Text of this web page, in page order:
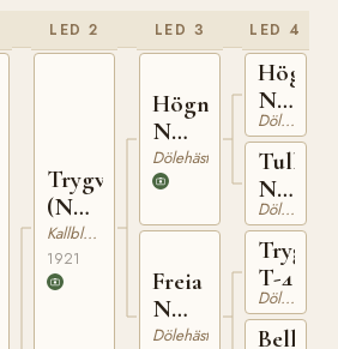
LED 2
Trygve
(NO)
T-66
Kallblodig Travare
1921
LED 3
Högnar
N
1208
Dölehäst
Freia
N
5446
Dölehäst
LED 4
Högne
N
737
Dölehäst
Tulla
N
1816
Dölehäst
Trygg
T-4
Dölehäst
Bella